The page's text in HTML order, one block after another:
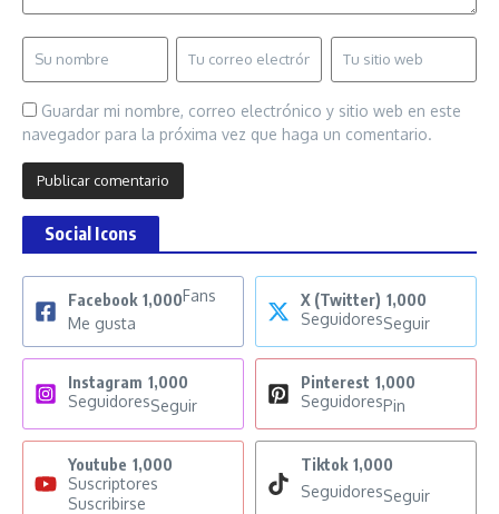
Guardar mi nombre, correo electrónico y sitio web en este
navegador para la próxima vez que haga un comentario.
Social Icons
Facebook 1,000Fans
Me gusta
X (Twitter) 1,000
SeguidoresSeguir
Instagram 1,000
SeguidoresSeguir
Pinterest 1,000
SeguidoresPin
Youtube 1,000
Suscriptores
Suscribirse
Tiktok 1,000
SeguidoresSeguir